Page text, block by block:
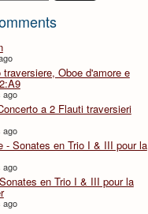
traversiere, Oboe d'amore e
ago
a 2 Flauti traversieri
ago
- Sonates en Trio I & III pour la
ago
en Trio I & III pour la
ago